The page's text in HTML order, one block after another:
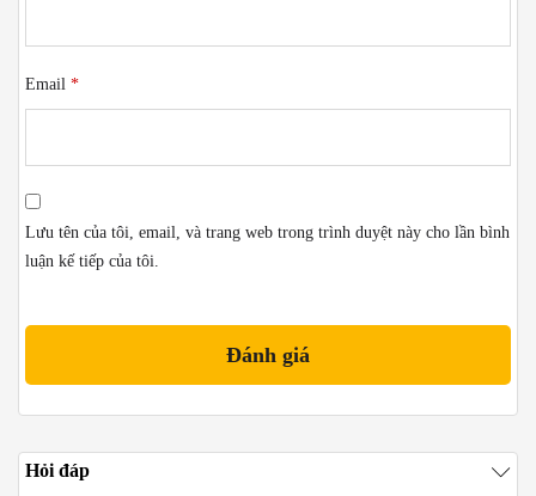
Email *
Lưu tên của tôi, email, và trang web trong trình duyệt này cho lần bình
luận kế tiếp của tôi.
Hỏi đáp